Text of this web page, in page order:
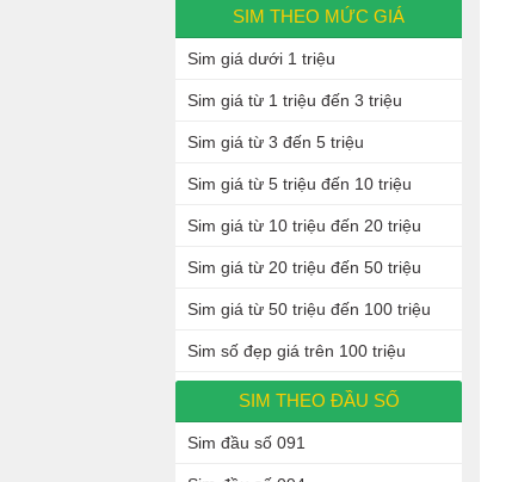
SIM THEO MỨC GIÁ
Sim giá dưới 1 triệu
Sim giá từ 1 triệu đến 3 triệu
Sim giá từ 3 đến 5 triệu
Sim giá từ 5 triệu đến 10 triệu
Sim giá từ 10 triệu đến 20 triệu
Sim giá từ 20 triệu đến 50 triệu
Sim giá từ 50 triệu đến 100 triệu
Sim số đẹp giá trên 100 triệu
SIM THEO ĐẦU SỐ
Sim đầu số 091